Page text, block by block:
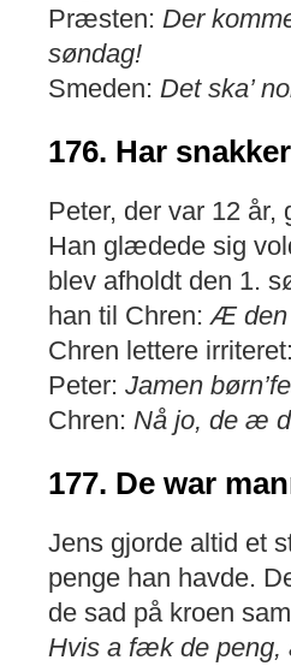
Præsten: Der
søndag!
Smeden: Det ska’
176. Har
Peter, der var 12 år,
Han glædede sig
blev afholdt den 1.
han til Chren:Æ den
Chren lettere irriteret:
Peter: Jamen
Chren: Nå jo, de æ
177. De war
Jens gjorde altid et
penge han havde.
de sad på kroen
Hvis a fæk de peng,